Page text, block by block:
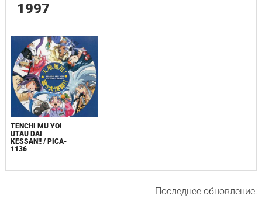
1997
TENCHI MU YO!
UTAU DAI
KESSAN!! / PICA-
1136
Последнее обновление: